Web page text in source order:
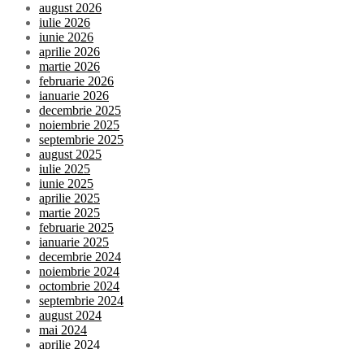
august 2026
iulie 2026
iunie 2026
aprilie 2026
martie 2026
februarie 2026
ianuarie 2026
decembrie 2025
noiembrie 2025
septembrie 2025
august 2025
iulie 2025
iunie 2025
aprilie 2025
martie 2025
februarie 2025
ianuarie 2025
decembrie 2024
noiembrie 2024
octombrie 2024
septembrie 2024
august 2024
mai 2024
aprilie 2024